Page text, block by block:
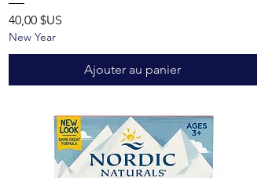
Prix
40,00 $US
New Year
Ajouter au panier